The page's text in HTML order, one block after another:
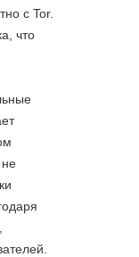
с Tor.
что